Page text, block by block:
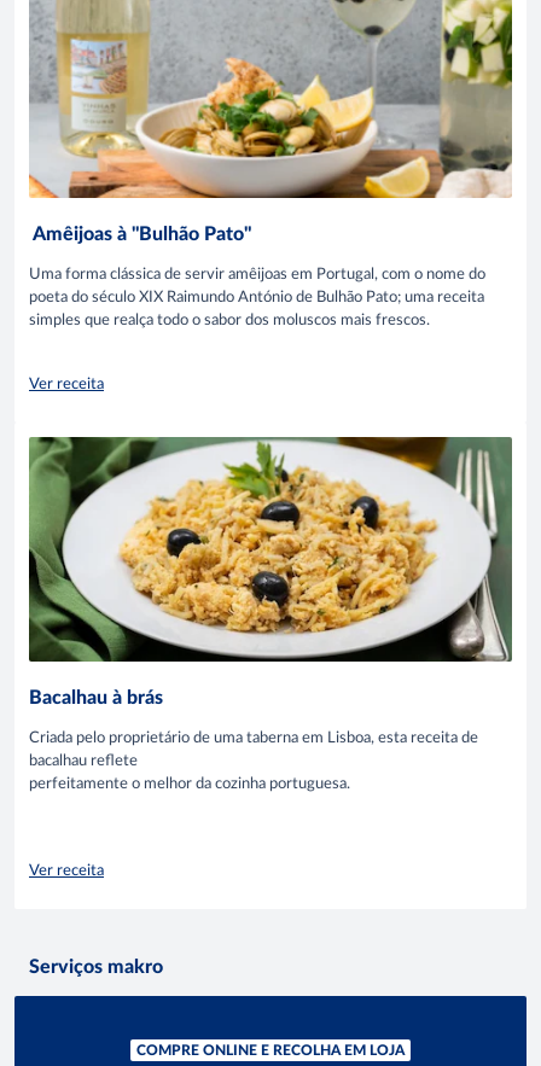
Amêijoas à "Bulhão Pato"
Uma forma clássica de servir amêijoas em Portugal, com o nome do
poeta do século XIX Raimundo António de Bulhão Pato; uma receita
simples que realça todo o sabor dos moluscos mais frescos.
Ver receita
Bacalhau à brás
Criada pelo proprietário de uma taberna em Lisboa, esta receita de
bacalhau reflete
perfeitamente o melhor da cozinha portuguesa.
Ver receita
Serviços makro
COMPRE ONLINE E RECOLHA EM LOJA